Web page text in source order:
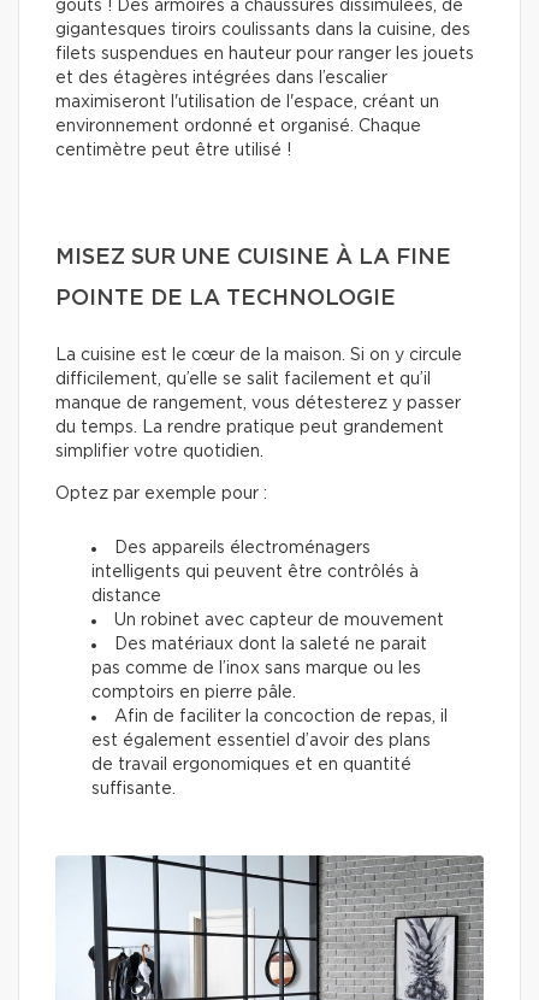
goûts ! Des armoires à chaussures dissimulées, de
gigantesques tiroirs coulissants dans la cuisine, des
filets suspendues en hauteur pour ranger les jouets
et des étagères intégrées dans l’escalier
maximiseront l'utilisation de l'espace, créant un
environnement ordonné et organisé. Chaque
centimètre peut être utilisé !
MISEZ SUR UNE CUISINE À LA FINE
POINTE DE LA TECHNOLOGIE
La cuisine est le cœur de la maison. Si on y circule
difficilement, qu’elle se salit facilement et qu’il
manque de rangement, vous détesterez y passer
du temps. La rendre pratique peut grandement
simplifier votre quotidien.
Optez par exemple pour :
Des appareils électroménagers
intelligents qui peuvent être contrôlés à
distance
Un robinet avec capteur de mouvement
Des matériaux dont la saleté ne parait
pas comme de l’inox sans marque ou les
comptoirs en pierre pâle.
Afin de faciliter la concoction de repas, il
est également essentiel d’avoir des plans
de travail ergonomiques et en quantité
suffisante.